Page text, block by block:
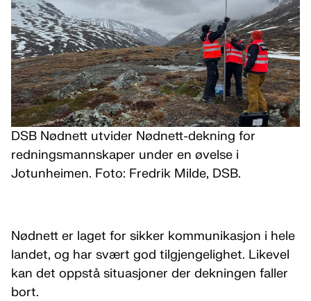
DSB Nødnett utvider Nødnett-dekning for
redningsmannskaper under en øvelse i
Jotunheimen. Foto: Fredrik Milde, DSB.
Nødnett er laget for sikker kommunikasjon i hele
landet, og har svært god tilgjengelighet. Likevel
kan det oppstå situasjoner der dekningen faller
bort.